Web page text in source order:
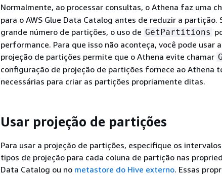
Normalmente, ao processar consultas, o Athena faz uma
para o AWS Glue Data Catalog antes de reduzir a partição.
grande número de partições, o uso de GetPartitions
performance. Para que isso não aconteça, você pode usar
projeção de partições permite que o Athena evite chamar
configuração de projeção de partições fornece ao Athena
necessárias para criar as partições propriamente ditas.
Usar projeção de partições
Para usar a projeção de partições, especifique os
tipos de projeção para cada coluna de partição nas
Data Catalog ou no metastore do Hive externo. Essas